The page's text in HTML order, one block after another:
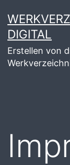
Inhalt
springen
DIGITAL
Erstellen von